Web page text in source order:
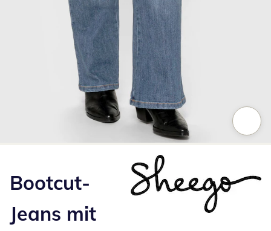
Bootcut-
Jeans mit